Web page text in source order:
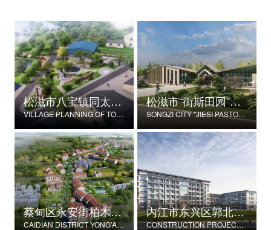
松滋市八宝镇同太湖村村庄规划
VILLAGE PLANNING OF TONGTAIHU VILLAGE, BABAO TOWN, SONGZI CITY
松滋市“街斯田园”美丽乡村示范片建设项目
SONGZI CITY "JIESI PASTORAL" BEAUTIFUL RURAL DEMONSTRATION FILM CONSTRUCTION PROJECT
蔡甸区永安街柏木村郭家庄湾省级美丽乡村试点建设项目
CAIDIAN DISTRICT YONG'AN STREET CYPRESS VILLAGE GUOJIAZHUANG BAY PROVINCIAL BEAUTIFUL VILLAGE PILOT CONSTRUCTION PROJECT
内江市东兴区郭北养老服务中心建设项目
CONSTRUCTION PROJECT OF GUOBEI ELDERLY SERVICE CENTER IN DONGXING DISTRICT, NEIJIANG CITY